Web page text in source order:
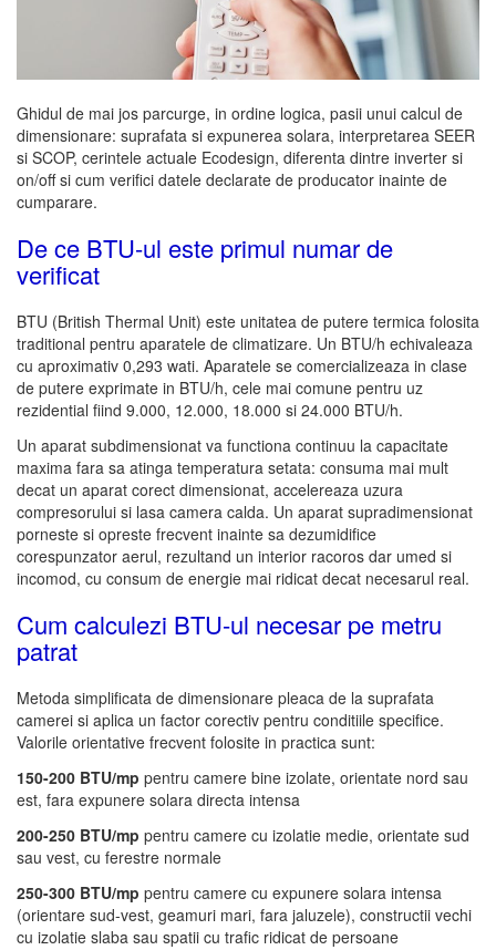
Ghidul de mai jos parcurge, in ordine logica, pasii unui calcul de
dimensionare: suprafata si expunerea solara, interpretarea SEER
si SCOP, cerintele actuale Ecodesign, diferenta dintre inverter si
on/off si cum verifici datele declarate de producator inainte de
cumparare.
De ce BTU-ul este primul numar de
verificat
BTU (British Thermal Unit) este unitatea de putere termica folosita
traditional pentru aparatele de climatizare. Un BTU/h echivaleaza
cu aproximativ 0,293 wati. Aparatele se comercializeaza in clase
de putere exprimate in BTU/h, cele mai comune pentru uz
rezidential fiind 9.000, 12.000, 18.000 si 24.000 BTU/h.
Un aparat subdimensionat va functiona continuu la capacitate
maxima fara sa atinga temperatura setata: consuma mai mult
decat un aparat corect dimensionat, accelereaza uzura
compresorului si lasa camera calda. Un aparat supradimensionat
porneste si opreste frecvent inainte sa dezumidifice
corespunzator aerul, rezultand un interior racoros dar umed si
incomod, cu consum de energie mai ridicat decat necesarul real.
Cum calculezi BTU-ul necesar pe metru
patrat
Metoda simplificata de dimensionare pleaca de la suprafata
camerei si aplica un factor corectiv pentru conditiile specifice.
Valorile orientative frecvent folosite in practica sunt:
150-200 BTU/mp pentru camere bine izolate, orientate nord sau
est, fara expunere solara directa intensa
200-250 BTU/mp pentru camere cu izolatie medie, orientate sud
sau vest, cu ferestre normale
250-300 BTU/mp pentru camere cu expunere solara intensa
(orientare sud-vest, geamuri mari, fara jaluzele), constructii vechi
cu izolatie slaba sau spatii cu trafic ridicat de persoane